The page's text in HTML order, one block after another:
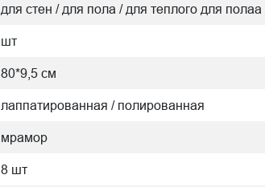
для стен / для пола / для теплого для
шт
80*9,5 см
лаппатированная / полированная
мрамор
8 шт